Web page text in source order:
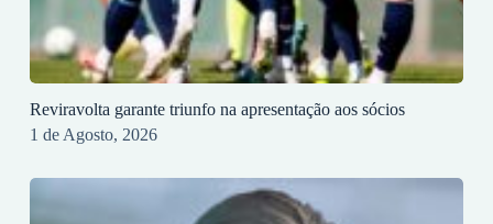
Reviravolta garante triunfo na apresentação aos sócios
1 de Agosto, 2026